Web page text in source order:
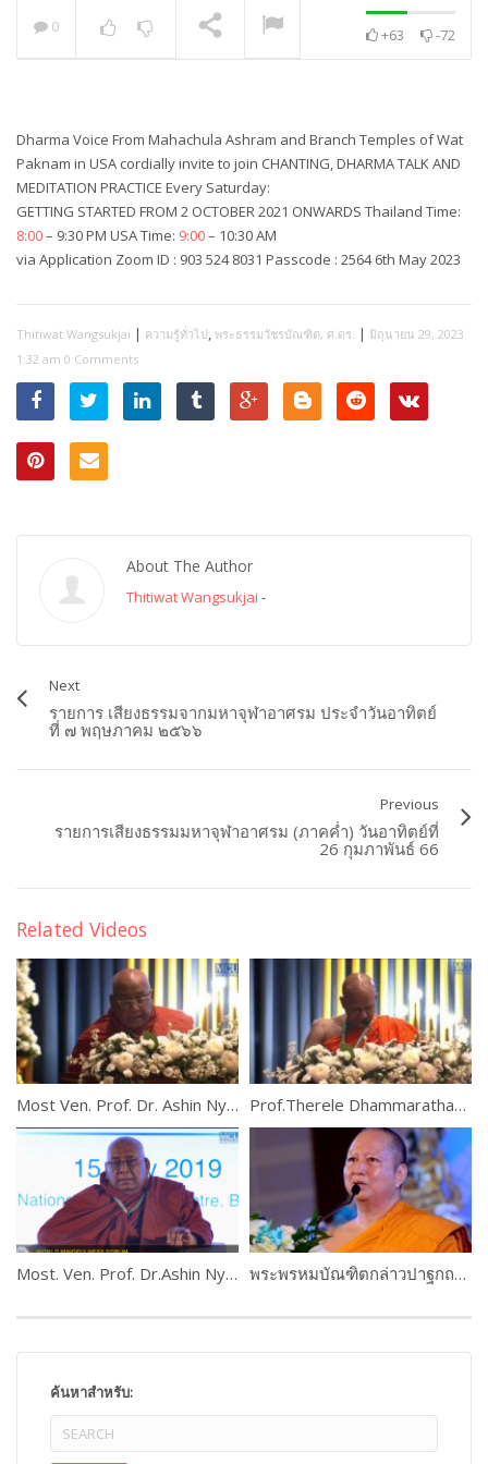
0 +63 -72
Dharma Voice From Mahachula Ashram and Branch Temples of Wat
Paknam in USA cordially invite to join CHANTING, DHARMA TALK AND
MEDITATION PRACTICE Every Saturday:
GETTING STARTED FROM 2 OCTOBER 2021 ONWARDS Thailand Time:
8:00– 9:30 PM USA Time: 9:00– 10:30 AM
via Application Zoom ID : 903 524 8031 Passcode : 2564 6th May 2023
Thitiwat Wangsukjai | ความรู้ทั่วไป, พระธรรมวัชรบัณฑิต, ศ.ดร. | มิถุนายน 29, 2023
1:32 am 0 Comments
About The Author
Thitiwat Wangsukjai -
Next
รายการ เสียงธรรมจากมหาจุฬาอาศรม ประจำวันอาทิตย์
ที่ ๗ พฤษภาคม ๒๕๖๖
Previous
รายการเสียงธรรมมหาจุฬาอาศรม (ภาคค่ำ) วันอาทิตย์ที่
26 กุมภาพันธ์ 66
Related Videos
Most Ven. Prof. Dr. Ashin Nyannissara, Myanmar Prof.Therele Dhammarathana, Sri Lanka
Most. Ven. Prof. Dr.Ashin Nyanissara พระพรหมบัณฑิตกล่าวปาฐกถาพิเศษ เรื่อง ขันติธรรมทางศาสนา
ค้นหาสำหรับ: